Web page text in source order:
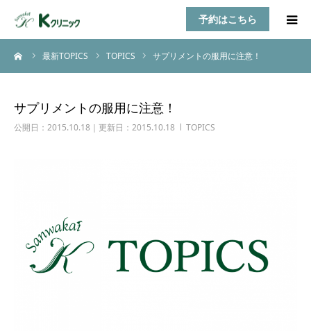
予約はこちら
最新TOPICS TOPICS サプリメントの服用に注意！
サプリメントの服用に注意！
公開日：2015.10.18｜更新日：2015.10.18 TOPICS
HOME
TOPICS
アクセス